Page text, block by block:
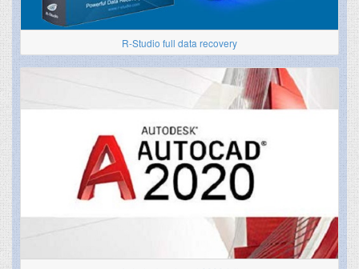
R-Studio full data recovery